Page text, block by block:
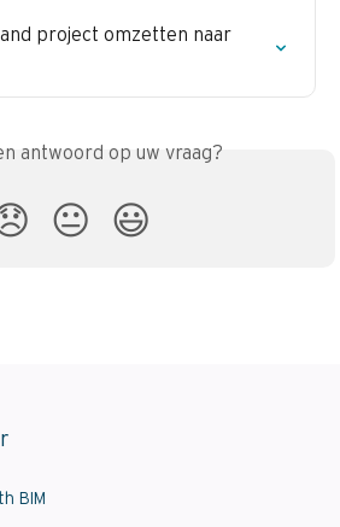
project omzetten naar
antwoord op uw vraag?
😐 😃
BIM